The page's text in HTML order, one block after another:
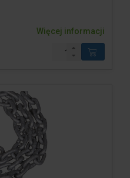
Więcej informacji